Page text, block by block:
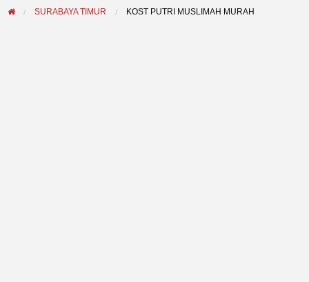
SURABAYA TIMUR KOST PUTRI MUSLIMAH MURAH